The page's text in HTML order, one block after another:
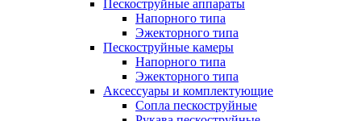
Пескоструйные аппараты
Напорного типа
Эжекторного типа
Пескоструйные камеры
Напорного типа
Эжекторного типа
Аксессуары и комплектующие
Сопла пескоструйные